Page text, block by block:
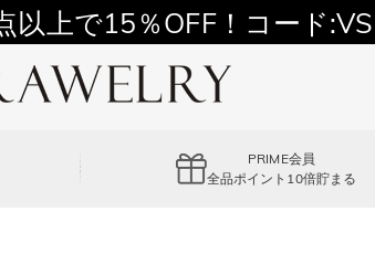
以上通常配送無料！
以上で15％OFF！コード:VS2
PRIME会員
全品ポイント10倍貯まる